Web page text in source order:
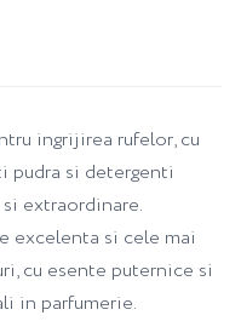
ingrijirea rufelor, cu
pudra si detergenti
extraordinare.
excelenta si cele mai
cu esente puternice si
in parfumerie.